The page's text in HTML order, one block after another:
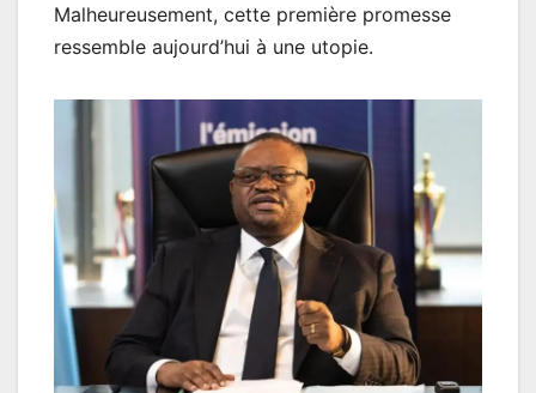
Malheureusement, cette première promesse
ressemble aujourd’hui à une utopie.